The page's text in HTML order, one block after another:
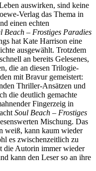
auswirken, sind keine
Verlag das Thema in
einen echten
Beach – Frostiges Paradies
hat Kate Harrison eine
ausgewählt. Trotzdem
an bereits Gelesenes,
die an diesen Trilogie-
mit Bravur gemeistert:
Thriller-Ansätzen und
die deutlich gemachte
Fingerzeig in
Soul Beach – Frostiges
Mischung. Das
weiß, kann kaum wieder
es zwischenzeitlich zu
die Autorin immer wieder
kann den Leser so an ihre